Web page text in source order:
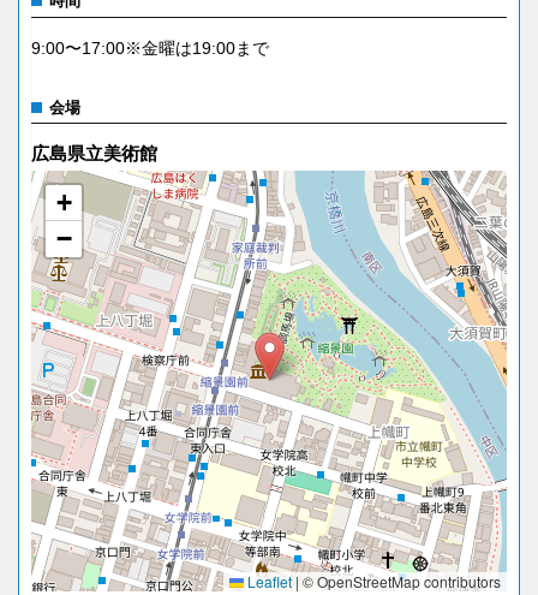
9:00〜17:00※金曜は19:00まで
会場
広島県立美術館
+
−
Leaflet | © OpenStreetMap contributors